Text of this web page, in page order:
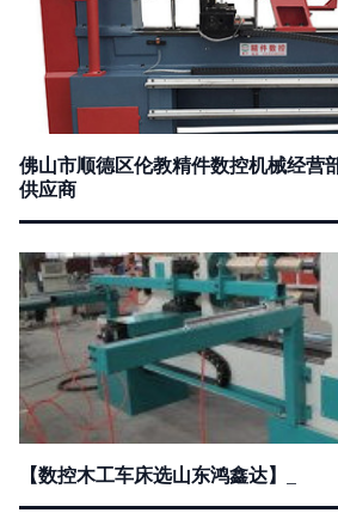
佛山市顺德区伦教精件数控机械经营
供应商
【数控木工车床选山东鸿鑫达】_